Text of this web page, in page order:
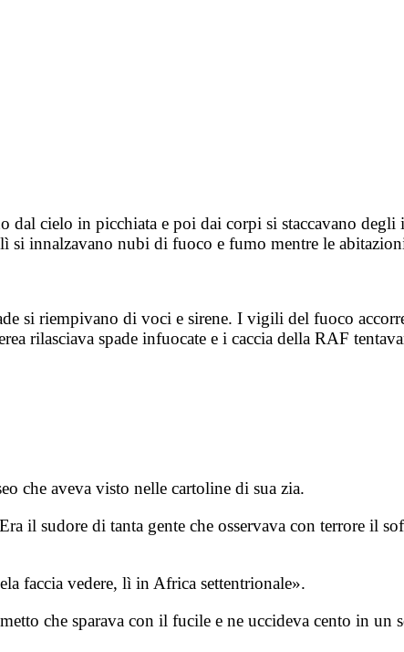
dal cielo in picchiata e poi dai corpi si staccavano
innalzavano nubi di fuoco e fumo mentre le
si riempivano di voci e sirene. I vigili del fuoco
rilasciava spade infuocate e i caccia della RAF
che aveva visto nelle cartoline di sua zia.
il sudore di tanta gente che osservava con terrore il
faccia vedere, lì in Africa settentrionale».
che sparava con il fucile e ne uccideva cento in